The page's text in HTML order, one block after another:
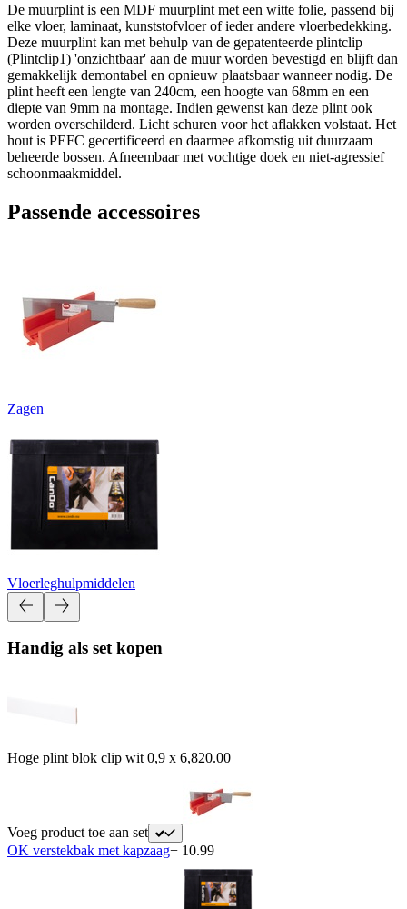
De muurplint is een MDF muurplint met een witte folie, passend bij
elke vloer, laminaat, kunststofvloer of ieder andere vloerbedekking.
Deze muurplint kan met behulp van de gepatenteerde plintclip
(Plintclip1) 'onzichtbaar' aan de muur worden bevestigd en blijft dan
gemakkelijk demontabel en opnieuw plaatsbaar wanneer nodig. De
plint heeft een lengte van 240cm, een hoogte van 68mm en een
diepte van 9mm na montage. Indien gewenst kan deze plint ook
worden overschilderd. Licht schuren voor het aflakken volstaat. Het
hout is PEFC gecertificeerd en daarmee afkomstig uit duurzaam
beheerde bossen. Afneembaar met vochtige doek en niet-agressief
schoonmaakmiddel.
Passende accessoires
Zagen
Vloerleghulpmiddelen
Handig als set kopen
Hoge plint blok clip wit 0,9 x 6,820.00
Voeg product toe aan set
OK verstekbak met kapzaag+ 10.99